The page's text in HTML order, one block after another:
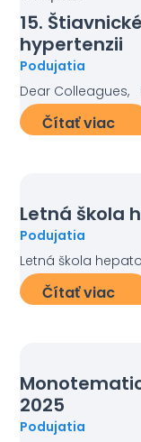
15.
hypertenzii
Podujatia
Dear Colleagues,
Čítať viac
Letná škola
Podujatia
Letná škola
Čítať viac
2025
Podujatia